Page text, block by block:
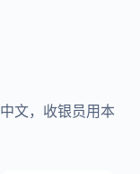
文，收银员用本